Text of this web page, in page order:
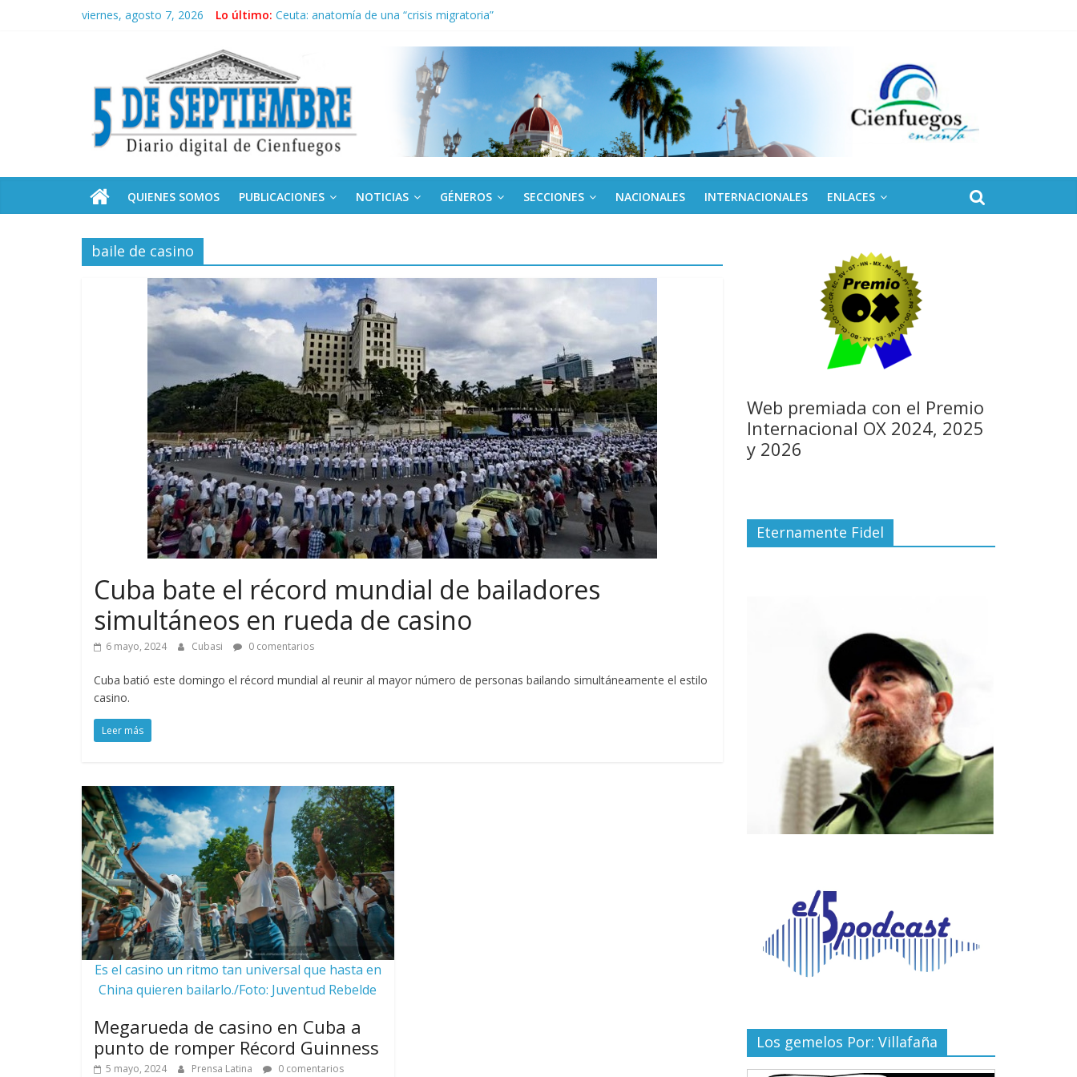
viernes, agosto 7, 2026 Lo último: Ceuta: anatomía de una “crisis migratoria”
Fidel, la Feria del Libro y el legado editorial cubano
Premian a estudiantes cubanos en certamen de ballet en Sudáfrica
Plan vacacional ICAIC, para los niños trabajamos
Septiembre
Diario
de
Cienfuegos,QUIENES SOMOS PUBLICACIONES NOTICIAS GÉNEROS SECCIONES NACIONALES INTERNACIONALES ENLACES
baile de casino
Cuba bate el récord mundial de bailadores
simultáneos en rueda de casino
6 mayo, 2024 Cubasi 0 comentarios
Cuba batió este domingo el récord mundial al reunir al mayor número de personas bailando simultáneamente el estilo
casino.
Leer más
Es el casino un ritmo tan universal que hasta en
China quieren bailarlo./Foto: Juventud Rebelde
Megarueda de casino en Cuba a
punto de romper Récord Guinness
5 mayo, 2024 Prensa Latina 0 comentarios
Web premiada con el Premio
Internacional OX 2024, 2025
y 2026
Eternamente Fidel
Los gemelos Por: Villafaña